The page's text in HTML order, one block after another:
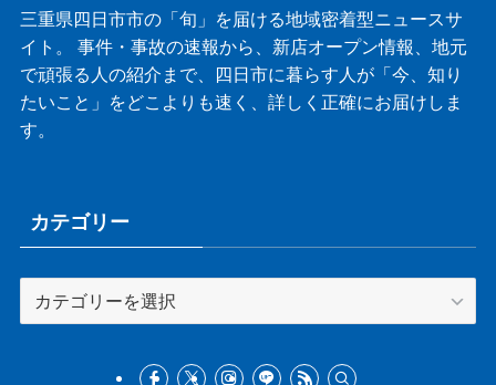
三重県四日市市の「旬」を届ける地域密着型ニュースサ
イト。 事件・事故の速報から、新店オープン情報、地元
で頑張る人の紹介まで、四日市に暮らす人が「今、知り
たいこと」をどこよりも速く、詳しく正確にお届けしま
す。
カテゴリー
テ